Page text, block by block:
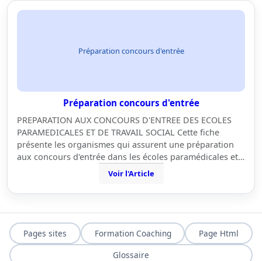
Préparation concours d'entrée
Préparation concours d'entrée
PREPARATION AUX CONCOURS D'ENTREE DES ECOLES
PARAMEDICALES ET DE TRAVAIL SOCIAL Cette fiche
présente les organismes qui assurent une préparation
aux concours d'entrée dans les écoles paramédicales et…
Voir l'Article
Pages sites Formation Coaching
Page Html
Glossaire